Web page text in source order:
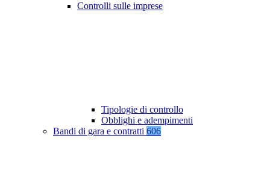
Controlli sulle imprese
Tipologie di controllo
Obblighi e adempimenti
Bandi di gara e contratti 606